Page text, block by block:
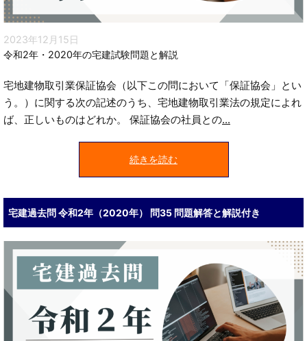
2023年12月15日
令和2年・2020年の宅建試験問題と解説
宅地建物取引業保証協会（以下この問において「保証協会」とい
う。）に関する次の記述のうち、宅地建物取引業法の規定によれ
ば、正しいものはどれか。 保証協会の社員との...
続きを読む
宅建過去問 令和2年（2020年） 問35 問題解答と解説付き